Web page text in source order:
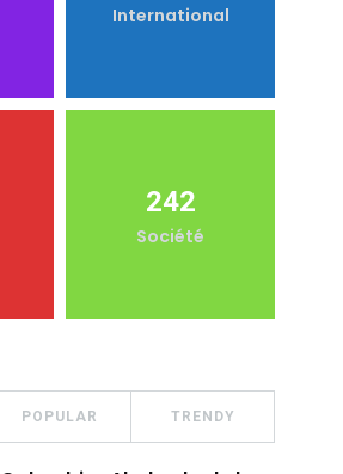
International
242
Société
POPULAR TRENDY